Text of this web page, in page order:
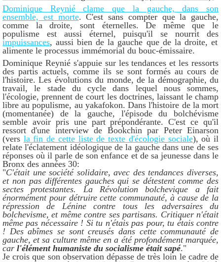
Dominique Reynié clame que la gauche, dans son
ensemble, est morte. C'est sans compter que la gauche,
comme la droite, sont éternelles. De même que le
populisme est aussi éternel, puisqu'il se nourrit des
impuissances, aussi bien de la gauche que de la droite, et
alimente le processus immémorial du bouc-émissaire.
Dominique Reynié s'appuie sur les tendances et les ressorts
des partis actuels, comme ils se sont formés au cours de
l'histoire. Les évolutions du monde, de la démographie, du
travail, le stade du cycle dans lequel nous sommes,
l'écologie, prennent de court les doctrines, laissant le champ
libre au populisme, au yakafokon. Dans l'histoire de la mort
(momentanée) de la gauche, l'épisode du bolchévisme
semble avoir pris une part prépondérante. C'est ce qu'il
ressort d'une interview de Bookchin par Peter Einarson
(vers la fin de cette liste de texte d'écologie sociale), où il
relate l'éclatement idéologique de la gauche dans une de ses
réponses où il parle de son enfance et de sa jeunesse dans le
Bronx des années 30:
"C'était une société solidaire, avec des tendances diverses,
et non pas différentes gauches qui se détestent comme des
sectes protestantes. La Révolution bolchevique a fait
énormément pour détruire cette communauté, à cause de la
répression de Lénine contre tous les adversaires du
bolchevisme, et même contre ses partisans. Critiquer n'était
même pas nécessaire ! Si tu n'étais pas pour, tu étais contre
! Des abîmes se sont creusés dans cette communauté de
gauche, et sa culture même en a été profondément marquée,
car l'élément humaniste du socialisme était sapé."
Je crois que son observation dépasse de très loin le cadre de